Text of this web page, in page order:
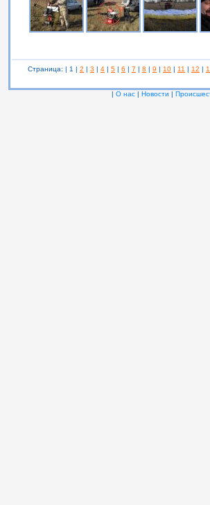
Страница: | 1 | 2 | 3 | 4 | 5 | 6 | 7 | 8 | 9 | 10 | 11 | 12 |
| О нас | Новости |